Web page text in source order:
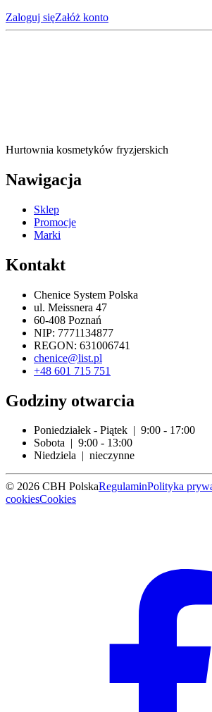
Zaloguj sięZałóż konto
Hurtownia kosmetyków fryzjerskich
Nawigacja
Sklep
Promocje
Marki
Kontakt
Chenice System Polska
ul. Meissnera 47
60-408 Poznań
NIP: 7771134877
REGON: 631006741
chenice@list.pl
+48 601 715 751
Godziny otwarcia
Poniedziałek - Piątek | 9:00 - 17:00
Sobota | 9:00 - 13:00
Niedziela | nieczynne
© 2026 CBH PolskaRegulaminPolityka
cookiesCookies